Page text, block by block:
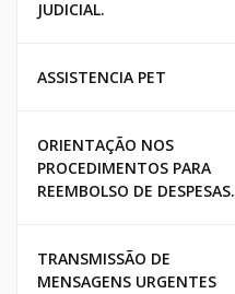
JUDICIAL.
ASSISTENCIA PET
ORIENTAÇÃO NOS
PROCEDIMENTOS PARA
REEMBOLSO DE DESPESAS.
TRANSMISSÃO DE
MENSAGENS URGENTES